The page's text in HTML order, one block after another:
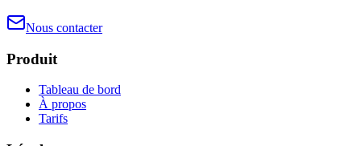
Nous contacter
Produit
Tableau de bord
À propos
Tarifs